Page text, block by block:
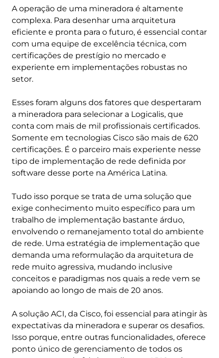
A operação de uma mineradora é altamente
complexa. Para desenhar uma arquitetura
eficiente e pronta para o futuro, é essencial contar
com uma equipe de excelência técnica, com
certificações de prestígio no mercado e
experiente em implementações robustas no
setor.
Esses foram alguns dos fatores que despertaram
a mineradora para selecionar a Logicalis, que
conta com mais de mil profissionais certificados.
Somente em tecnologias Cisco são mais de 620
certificações. É o parceiro mais experiente nesse
tipo de implementação de rede definida por
software desse porte na América Latina.
Tudo isso porque se trata de uma solução que
exige conhecimento muito específico para um
trabalho de implementação bastante árduo,
envolvendo o remanejamento total do ambiente
de rede. Uma estratégia de implementação que
demanda uma reformulação da arquitetura de
rede muito agressiva, mudando inclusive
conceitos e paradigmas nos quais a rede vem se
apoiando ao longo de mais de 20 anos.
A solução ACI, da Cisco, foi essencial para atingir às
expectativas da mineradora e superar os desafios.
Isso porque, entre outras funcionalidades, oferece
ponto único de gerenciamento de todos os